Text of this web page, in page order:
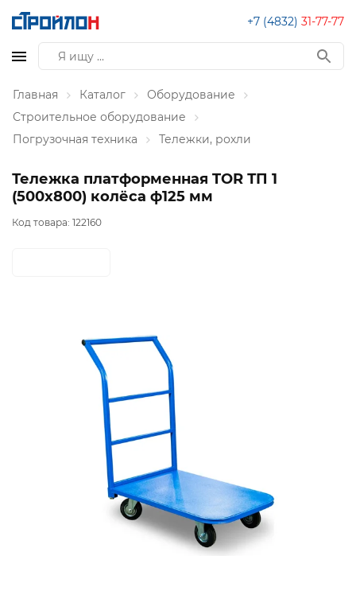
+7 (4832) 31-77-77
Главная Каталог
Оборудование
Строительное оборудование
Погрузочная техника
Тележки, рохли
Тележка платформенная TOR ТП 1
(500х800) колёса ф125 мм
Код товара: 122160